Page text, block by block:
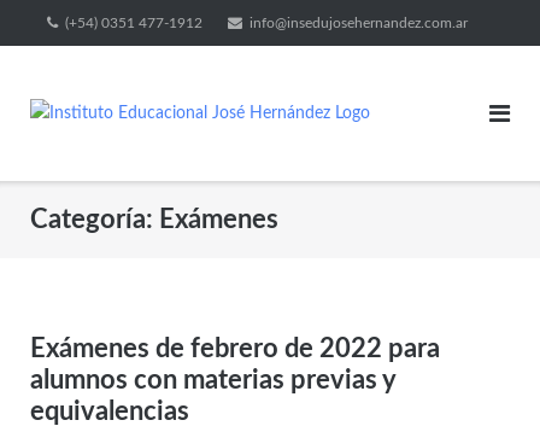
(+54) 0351 477-1912 info@insedujosehernandez.com.ar
Categoría: Exámenes
Exámenes de febrero de 2022 para
alumnos con materias previas y
equivalencias